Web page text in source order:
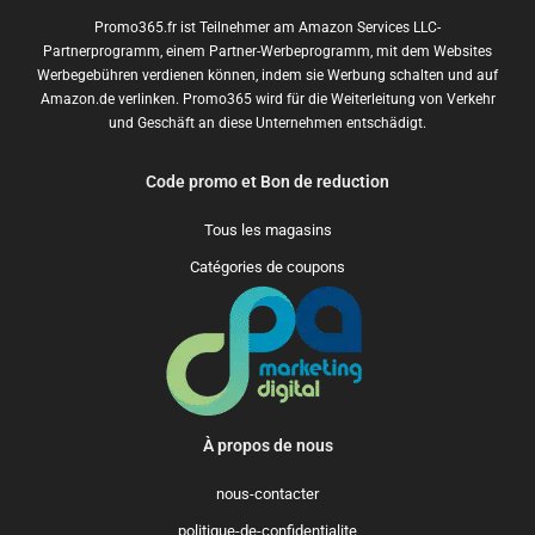
Promo365.fr ist Teilnehmer am Amazon Services LLC-
Partnerprogramm, einem Partner-Werbeprogramm, mit dem Websites
Werbegebühren verdienen können, indem sie Werbung schalten und auf
Amazon.de verlinken. Promo365 wird für die Weiterleitung von Verkehr
und Geschäft an diese Unternehmen entschädigt.
Code promo et Bon de reduction
Tous les magasins
Catégories de coupons
À propos de nous
nous-contacter
politique-de-confidentialite